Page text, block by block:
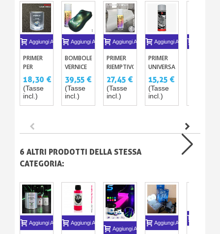
Aggiungi Al Carrello
PRIMER
PER
CUOIO
P530
18,30 €
(Tasse
incl.)
Aggiungi Al Carrello
BOMBOLETTA
VERNICE
CAMALEONTE
400ML
39,55 €
(Tasse
incl.)
Aggiungi Al Carrello
PRIMER
RIEMPTIVO
BICOMPONENTE
- SPRAY
290 ML
27,45 €
(Tasse
incl.)
Aggiungi Al Carrello
PRIMER
UNIVERSALE
GRIGIO
15,25 €
(Tasse
incl.)
6 ALTRI PRODOTTI DELLA STESSA
CATEGORIA:
Aggiungi Al CarrelloAggiungi Al Carrello
Aggiungi Al Carrello
Aggiungi Al Carrello